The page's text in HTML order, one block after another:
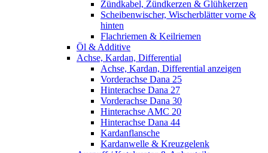
Zündkabel, Zündkerzen & Glühkerzen
Scheibenwischer, Wischerblätter vorne &
hinten
Flachriemen & Keilriemen
Öl & Additive
Achse, Kardan, Differential
Achse, Kardan, Differential anzeigen
Vorderachse Dana 25
Hinterachse Dana 27
Vorderachse Dana 30
Hinterachse AMC 20
Hinterachse Dana 44
Kardanflansche
Kardanwelle & Kreuzgelenk